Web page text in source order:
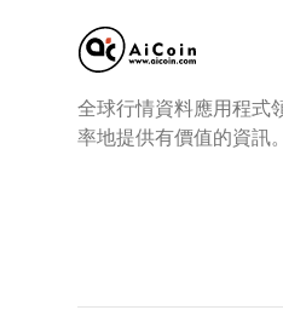
全球行情資料應用程式
率地提供有價值的資訊。